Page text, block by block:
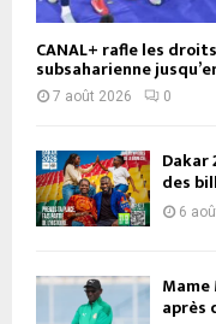
CANAL+ rafle les
subsaharienne
7 août 2026 0
Dakar
des
6
après